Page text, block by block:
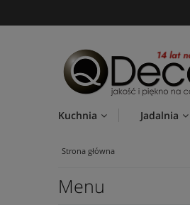
Kuchnia Jadalnia
Strona główna
Menu